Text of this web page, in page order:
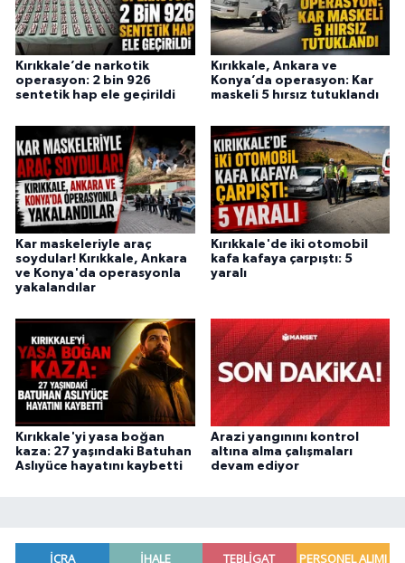
Kırıkkale’de narkotik
operasyon: 2 bin 926
sentetik hap ele geçirildi
Kırıkkale, Ankara ve
Konya’da operasyon: Kar
maskeli 5 hırsız tutuklandı
Kar maskeleriyle araç
soydular! Kırıkkale, Ankara
ve Konya'da operasyonla
yakalandılar
Kırıkkale'de iki otomobil
kafa kafaya çarpıştı: 5
yaralı
Kırıkkale'yi yasa boğan
kaza: 27 yaşındaki Batuhan
Aslıyüce hayatını kaybetti
Arazi yangınını kontrol
altına alma çalışmaları
devam ediyor